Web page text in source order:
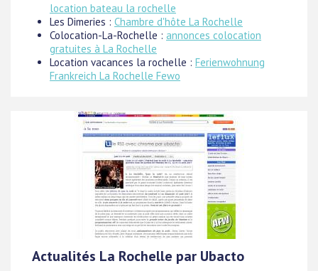
location bateau la rochelle
Les Dimeries : Chambre d'hôte La Rochelle
Colocation-La-Rochelle : annonces colocation
gratuites à La Rochelle
Location vacances la rochelle : Ferienwohnung
Frankreich La Rochelle Fewo
Actualités La Rochelle par Ubacto